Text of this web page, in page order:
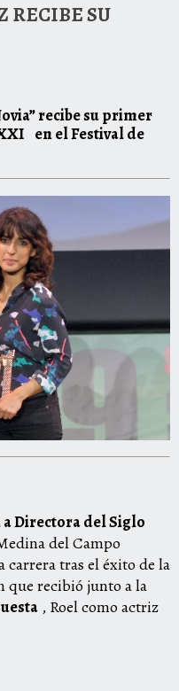
RECIBE SU
recibe su primer
en el Festival de
a Directora del Siglo
del Campo
tras el éxito de la
que recibió junto a la
, Roel como actriz